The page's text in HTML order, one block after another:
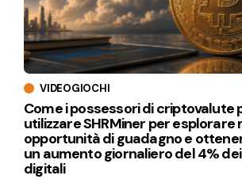
VIDEOGIOCHI
Come i possessori di criptovalute
utilizzare SHRMiner per esplorare
opportunità di guadagno e
un aumento giornaliero del 4%
digitali